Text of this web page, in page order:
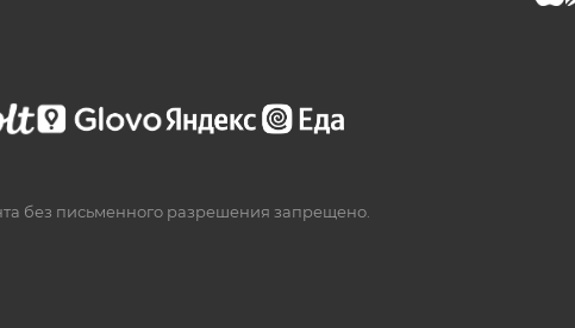
без письменного разрешения запрещено.